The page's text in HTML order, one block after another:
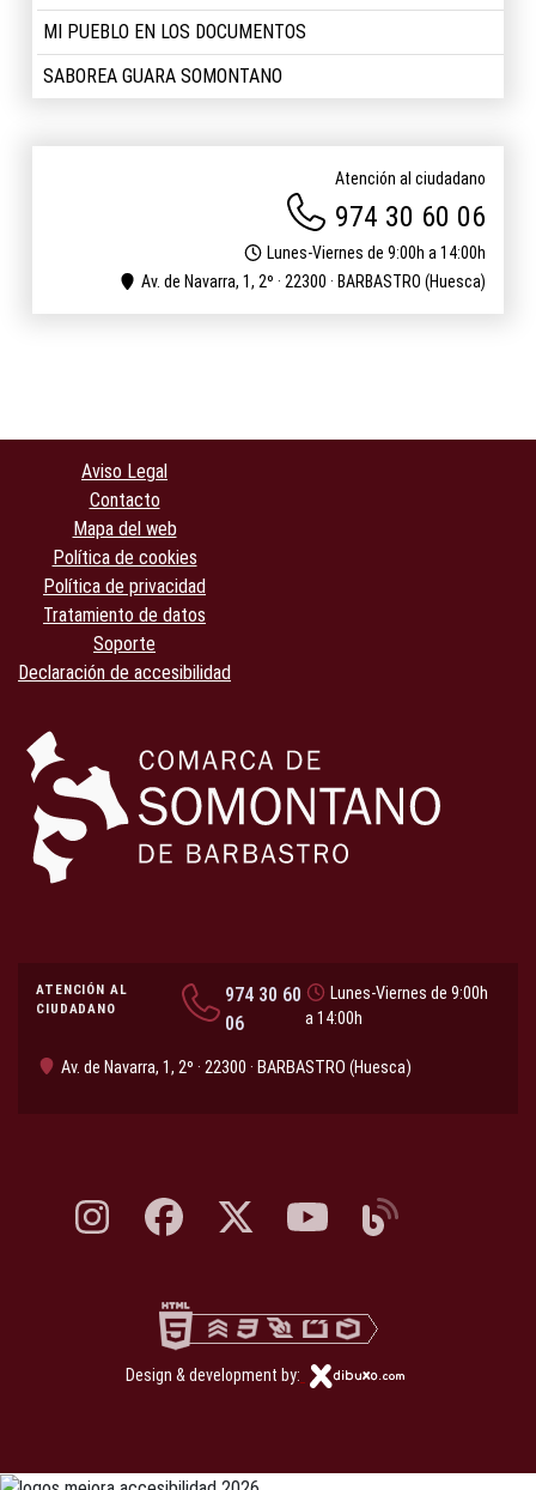
MI PUEBLO EN LOS DOCUMENTOS
SABOREA GUARA SOMONTANO
Atención al ciudadano
974 30 60 06
Lunes-Viernes de 9:00h a 14:00h
Av. de Navarra, 1, 2º · 22300 · BARBASTRO (Huesca)
Aviso Legal
Contacto
Mapa del web
Política de cookies
Política de privacidad
Tratamiento de datos
Soporte
Declaración de accesibilidad
ATENCIÓN AL
CIUDADANO
974 30 60
06
Lunes-Viernes de 9:00h
a 14:00h
Av. de Navarra, 1, 2º · 22300 · BARBASTRO (Huesca)
Instagram, abre en nueva pestaña
Facebook, abre en nueva pestaña
X, antes Twitter, abre en nueva pestaña
YouTube, abre en nueva
Blog, abre en nueva
Design & development by: